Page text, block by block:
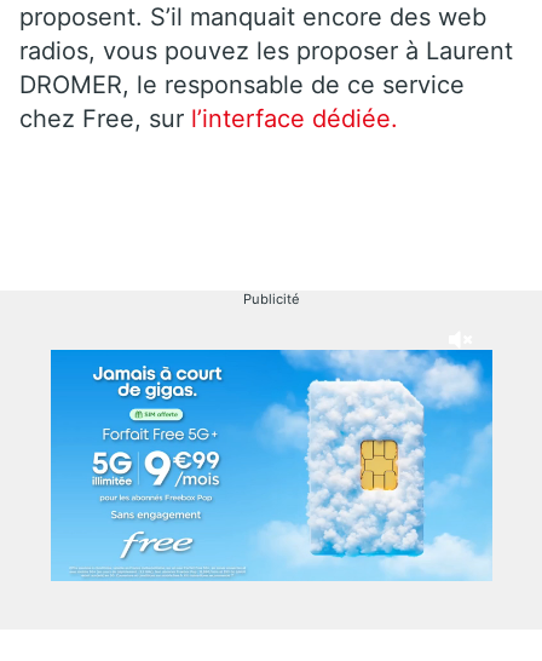
proposent. S’il manquait encore des web
radios, vous pouvez les proposer à Laurent
DROMER, le responsable de ce service
chez Free, sur l’interface dédiée.
Publicité